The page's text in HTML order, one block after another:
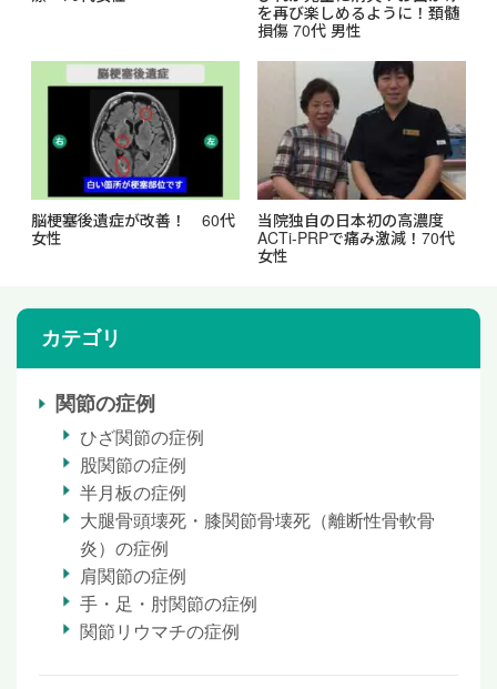
を再び楽しめるように！頚髄
損傷 70代 男性
脳梗塞後遺症が改善！ 60代
女性
当院独自の日本初の高濃度
ACTi-PRPで痛み激減！70代
女性
カテゴリ
関節の症例
ひざ関節の症例
股関節の症例
半月板の症例
大腿骨頭壊死・膝関節骨壊死（離断性骨軟骨
炎）の症例
肩関節の症例
手・足・肘関節の症例
関節リウマチの症例